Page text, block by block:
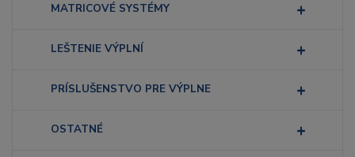
MATRICOVÉ SYSTÉMY
LEŠTENIE VÝPLNÍ
PRÍSLUŠENSTVO PRE VÝPLNE
OSTATNÉ